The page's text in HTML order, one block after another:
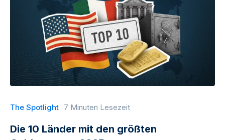
The Spotlight 7 Minuten Lesezeit
Die 10 Länder mit den größten